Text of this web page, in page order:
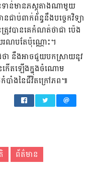
នទាន់មានភស្តុតាងណាមួយ
ជាប់ពាក់ព័ន្ធនឹងបច្ចេកវិទ្យា
រូវបានគេកំណត់ថាជា ប៉េង
យរណបតែប៉ុណ្ណោះ។
ងថា នឹងអាចជួយបកស្រាយនូវ
កើតឡើងក្នុងចំណោម
បាំងនៃជីវិតក្រៅភព៕
ព័ត៌មាន